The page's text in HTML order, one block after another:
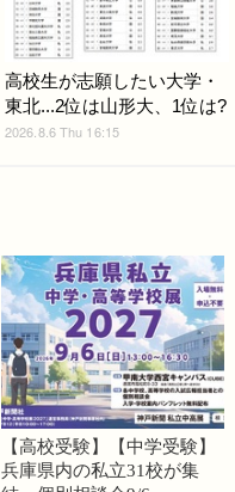
高校生が志願したい大学・
東北...2位は山形大、1位は?
2026.8.6 Thu 16:15
【高校受験】【中学受験】
兵庫県内の私立31校が集